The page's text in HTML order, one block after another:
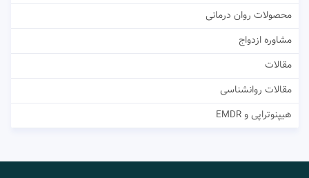
محصولات روان درمانی
مشاوره ازدواج
مقالات
مقالات روانشناسی
هیپنوتراپی و EMDR